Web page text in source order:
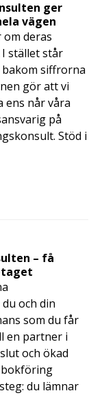
ger
vägen
deras
stället står
siffrorna
gör att vi
ens når våra
på
Stöd i
– få
och din
som du får
en partner i
och ökad
du lämnar